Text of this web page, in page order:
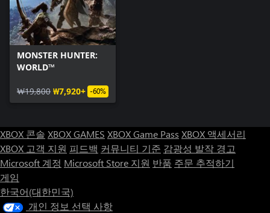
MONSTER HUNTER:
WORLD™
₩19,800 ₩7,920+ -60%
XBOX 콘솔 XBOX GAMES XBOX Game Pass XBOX 액세서리
XBOX 고객 지원 피드백 커뮤니티 기준 감광성 발작 경고
Microsoft 계정 Microsoft Store 지원 반품 주문 추적하기
게임
한국어(대한민국)
개인 정보 선택 사항